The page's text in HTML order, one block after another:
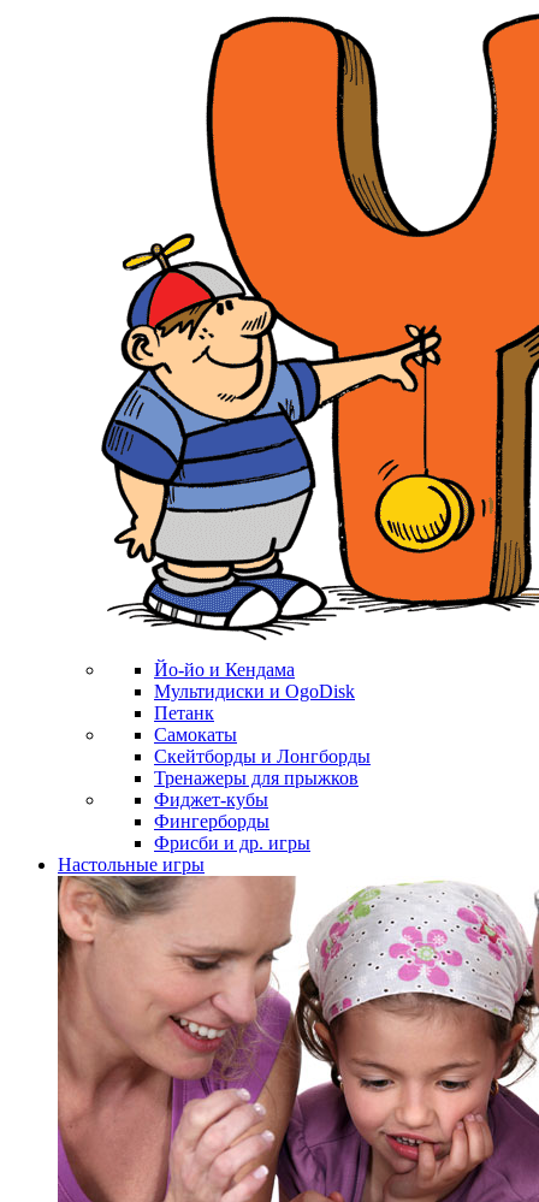
Йо-йо и Кендама
Мультидиски и OgoDisk
Петанк
Самокаты
Скейтборды и Лонгборды
Тренажеры для прыжков
Фиджет-кубы
Фингерборды
Фрисби и др. игры
Настольные игры